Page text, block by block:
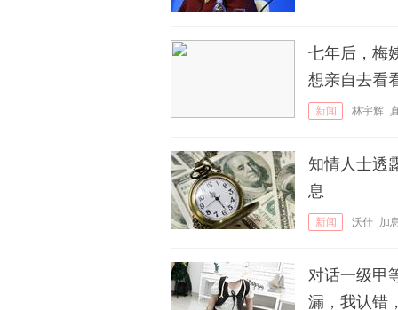
七年后，梅
想亲自去看
新闻 林宇辉
知情人士透
息
新闻 沃什 加
对话一级甲
漏，我认错